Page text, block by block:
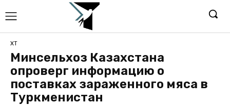
ХТ
Минсельхоз Казахстана
опроверг информацию о
поставках зараженного мяса в
Туркменистан